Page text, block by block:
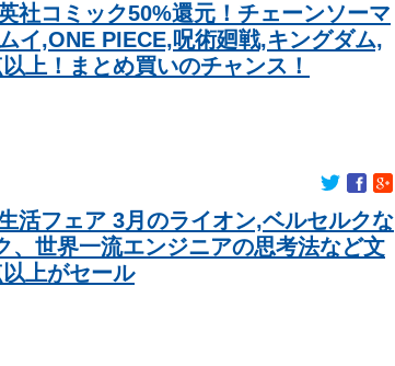
ｗｗｗ
騒ぎしていた時代が完全に終わってしまった理由が
てみたｗｗｗｗ」
場仕事
てるのってどう思う？
イン戦で『韓国に奪われた』と欧州の大手メディア
50代女性、手足も動かせず自発呼吸もできない重篤
請求が届いた…
再発防止を求める会」設立 継続的に活動するため
社コミック50%還元！チェーンソーマ
イ,ONE PIECE,呪術廻戦,キングダム,
上！まとめ買いのチャンス！
活フェア 3月のライオン,ベルセルクな
、世界一流エンジニアの思考法など文
上がセール